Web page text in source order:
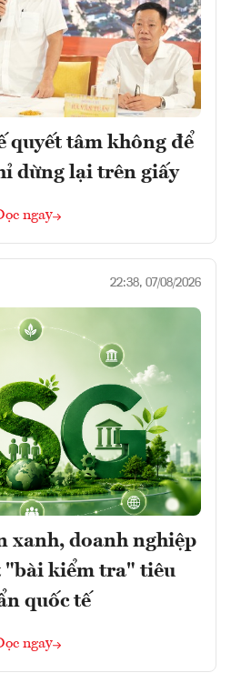
quyết tâm không để
dừng lại trên giấy
ngay
22:38, 07/08/2026
xanh, doanh nghiệp
"bài kiểm tra" tiêu
quốc tế
ngay